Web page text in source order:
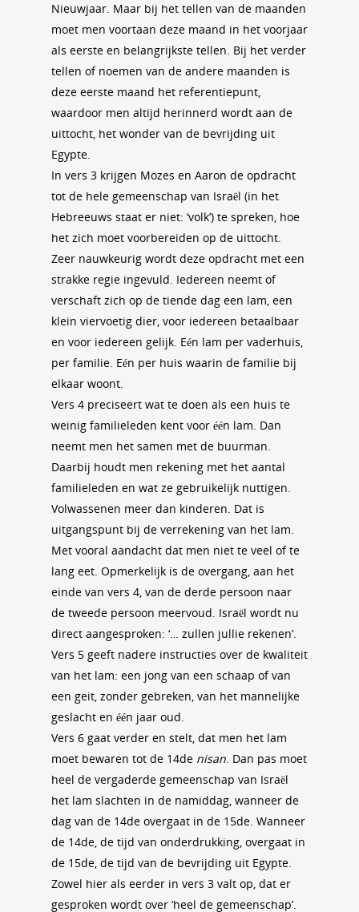
Nieuwjaar. Maar bij het tellen van de maanden
moet men voortaan deze maand in het voorjaar
als eerste en belangrijkste tellen. Bij het verder
tellen of noemen van de andere maanden is
deze eerste maand het referentiepunt,
waardoor men altijd herinnerd wordt aan de
uittocht, het wonder van de bevrijding uit
Egypte.
In vers 3 krijgen Mozes en Aaron de opdracht
tot de hele gemeenschap van Israël (in het
Hebreeuws staat er niet: ‘volk’) te spreken, hoe
het zich moet voorbereiden op de uittocht.
Zeer nauwkeurig wordt deze opdracht met een
strakke regie ingevuld. Iedereen neemt of
verschaft zich op de tiende dag een lam, een
klein viervoetig dier, voor iedereen betaalbaar
en voor iedereen gelijk. Eén lam per vaderhuis,
per familie. Eén per huis waarin de familie bij
elkaar woont.
Vers 4 preciseert wat te doen als een huis te
weinig familieleden kent voor één lam. Dan
neemt men het samen met de buurman.
Daarbij houdt men rekening met het aantal
familieleden en wat ze gebruikelijk nuttigen.
Volwassenen meer dan kinderen. Dat is
uitgangspunt bij de verrekening van het lam.
Met vooral aandacht dat men niet te veel of te
lang eet. Opmerkelijk is de overgang, aan het
einde van vers 4, van de derde persoon naar
de tweede persoon meervoud. Israël wordt nu
direct aangesproken: ‘… zullen jullie rekenen’.
Vers 5 geeft nadere instructies over de kwaliteit
van het lam: een jong van een schaap of van
een geit, zonder gebreken, van het mannelijke
geslacht en één jaar oud.
Vers 6 gaat verder en stelt, dat men het lam
moet bewaren tot de 14de nisan. Dan pas moet
heel de vergaderde gemeenschap van Israël
het lam slachten in de namiddag, wanneer de
dag van de 14de overgaat in de 15de. Wanneer
de 14de, de tijd van onderdrukking, overgaat in
de 15de, de tijd van de bevrijding uit Egypte.
Zowel hier als eerder in vers 3 valt op, dat er
gesproken wordt over ‘heel de gemeenschap’.